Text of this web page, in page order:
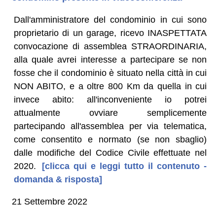
Dall'amministratore del condominio in cui sono
proprietario di un garage, ricevo INASPETTATA
convocazione di assemblea STRAORDINARIA,
alla quale avrei interesse a partecipare se non
fosse che il condominio è situato nella città in cui
NON ABITO, e a oltre 800 Km da quella in cui
invece abito: all'inconveniente io potrei
attualmente ovviare semplicemente
partecipando all'assemblea per via telematica,
come consentito e normato (se non sbaglio)
dalle modifiche del Codice Civile effettuate nel
2020.
[clicca qui e leggi tutto il contenuto -
domanda & risposta]
21 Settembre 2022